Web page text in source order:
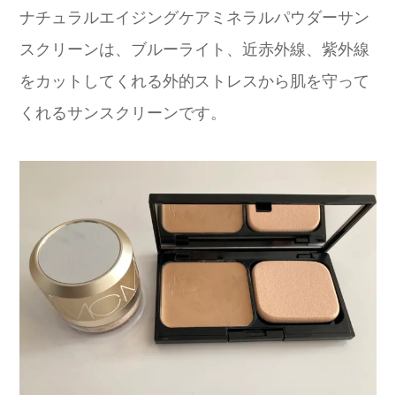
ナチュラルエイジングケアミネラルパウダーサン
スクリーンは、ブルーライト、近赤外線、紫外線
をカットしてくれる外的ストレスから肌を守って
くれるサンスクリーンです。